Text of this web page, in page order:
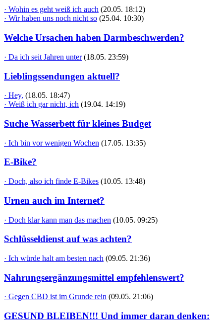
· Wohin es geht weiß ich auch (20.05. 18:12)
· Wir haben uns noch nicht so (25.04. 10:30)
Welche Ursachen haben Darmbeschwerden?
· Da ich seit Jahren unter (18.05. 23:59)
Lieblingssendungen aktuell?
· Hey, (18.05. 18:47)
· Weiß ich gar nicht, ich (19.04. 14:19)
Suche Wasserbett für kleines Budget
· Ich bin vor wenigen Wochen (17.05. 13:35)
E-Bike?
· Doch, also ich finde E-Bikes (10.05. 13:48)
Urnen auch im Internet?
· Doch klar kann man das machen (10.05. 09:25)
Schlüsseldienst auf was achten?
· Ich würde halt am besten nach (09.05. 21:36)
Nahrungsergänzungsmittel empfehlenswert?
· Gegen CBD ist im Grunde rein (09.05. 21:06)
GESUND BLEIBEN!!! Und immer daran denken: